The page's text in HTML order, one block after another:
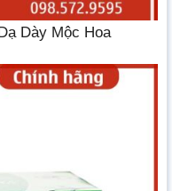
Dày Mộc Hoa